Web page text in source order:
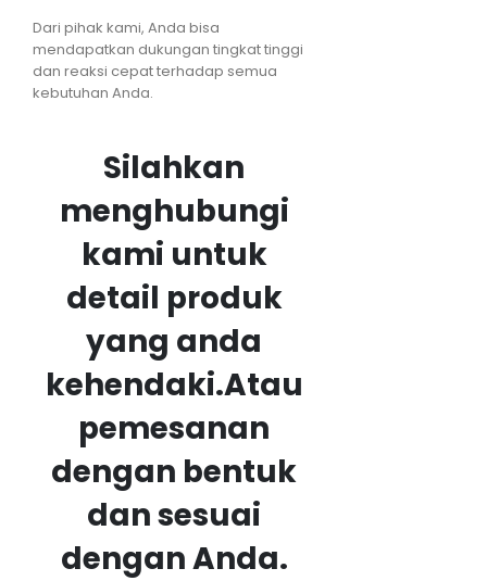
Dari pihak kami, Anda bisa
mendapatkan dukungan tingkat tinggi
dan reaksi cepat terhadap semua
kebutuhan Anda.
Silahkan
menghubungi
kami untuk
detail produk
yang anda
kehendaki.Atau
pemesanan
dengan bentuk
dan sesuai
dengan Anda.